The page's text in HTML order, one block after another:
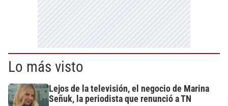
Lo más visto
Lejos de la televisión, el negocio de Marina
Señuk, la periodista que renunció a TN